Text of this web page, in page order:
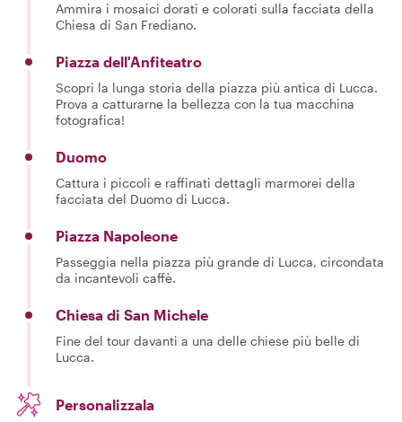
Ammira i mosaici dorati e colorati sulla facciata della
Chiesa di San Frediano.
Piazza dell'Anfiteatro
Scopri la lunga storia della piazza più antica di Lucca.
Prova a catturarne la bellezza con la tua macchina
fotografica!
Duomo
Cattura i piccoli e raffinati dettagli marmorei della
facciata del Duomo di Lucca.
Piazza Napoleone
Passeggia nella piazza più grande di Lucca, circondata
da incantevoli caffè.
Chiesa di San Michele
Fine del tour davanti a una delle chiese più belle di
Lucca.
Personalizzala